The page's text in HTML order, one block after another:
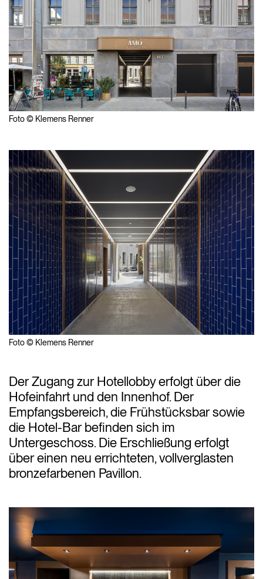
Foto © Klemens Renner
Foto © Klemens Renner
Der Zugang zur Hotellobby erfolgt über die
Hofeinfahrt und den Innenhof. Der
Empfangsbereich, die Frühstücksbar sowie
die Hotel-Bar befinden sich im
Untergeschoss. Die Erschließung erfolgt
über einen neu errichteten, vollverglasten
bronzefarbenen Pavillon.